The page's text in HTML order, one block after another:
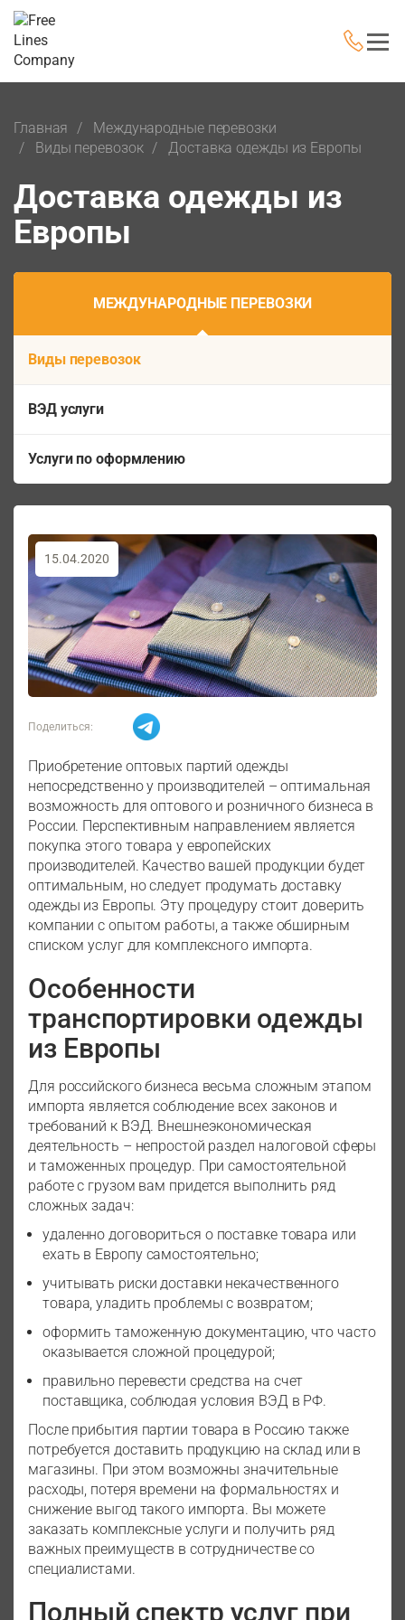
Главная
Международные перевозки
Виды перевозок
Доставка одежды из Европы
Доставка одежды из
Европы
МЕЖДУНАРОДНЫЕ ПЕРЕВОЗКИ
Виды перевозок
ВЭД услуги
Услуги по оформлению
15.04.2020
Поделиться:
Приобретение оптовых партий одежды
непосредственно у производителей – оптимальная
возможность для оптового и розничного бизнеса в
России. Перспективным направлением является
покупка этого товара у европейских
производителей. Качество вашей продукции будет
оптимальным, но следует продумать доставку
одежды из Европы. Эту процедуру стоит доверить
компании с опытом работы, а также обширным
списком услуг для комплексного импорта.
Особенности
транспортировки одежды
из Европы
Для российского бизнеса весьма сложным этапом
импорта является соблюдение всех законов и
требований к ВЭД. Внешнеэкономическая
деятельность – непростой раздел налоговой сферы
и таможенных процедур. При самостоятельной
работе с грузом вам придется выполнить ряд
сложных задач:
удаленно договориться о поставке товара или
ехать в Европу самостоятельно;
учитывать риски доставки некачественного
товара, уладить проблемы с возвратом;
оформить таможенную документацию, что часто
оказывается сложной процедурой;
правильно перевести средства на счет
поставщика, соблюдая условия ВЭД в РФ.
После прибытия партии товара в Россию также
потребуется доставить продукцию на склад или в
магазины. При этом возможны значительные
расходы, потеря времени на формальностях и
снижение выгод такого импорта. Вы можете
заказать комплексные услуги и получить ряд
важных преимуществ в сотрудничестве со
специалистами.
Полный спектр услуг при